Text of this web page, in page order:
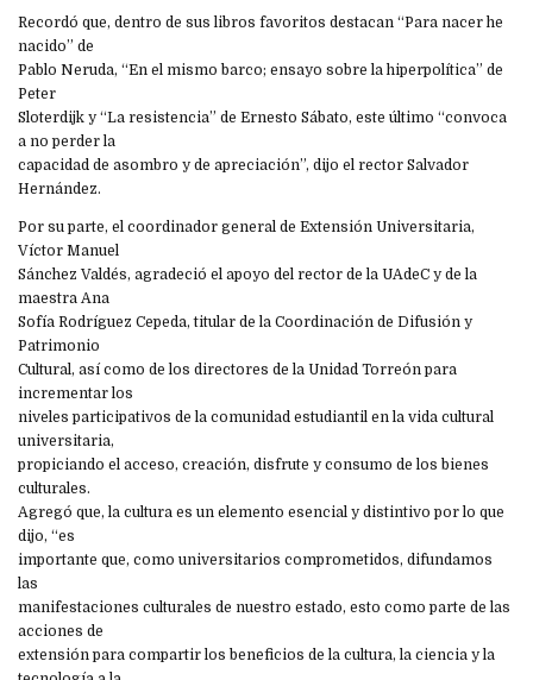
Recordó que, dentro de sus libros favoritos destacan “Para nacer he
nacido” de
Pablo Neruda, “En el mismo barco; ensayo sobre la hiperpolítica” de
Peter
Sloterdijk y “La resistencia” de Ernesto Sábato, este último “convoca
a no perder la
capacidad de asombro y de apreciación”, dijo el rector Salvador
Hernández.
Por su parte, el coordinador general de Extensión Universitaria,
Víctor Manuel
Sánchez Valdés, agradeció el apoyo del rector de la UAdeC y de la
maestra Ana
Sofía Rodríguez Cepeda, titular de la Coordinación de Difusión y
Patrimonio
Cultural, así como de los directores de la Unidad Torreón para
incrementar los
niveles participativos de la comunidad estudiantil en la vida cultural
universitaria,
propiciando el acceso, creación, disfrute y consumo de los bienes
culturales.
Agregó que, la cultura es un elemento esencial y distintivo por lo que
dijo, “es
importante que, como universitarios comprometidos, difundamos
las
manifestaciones culturales de nuestro estado, esto como parte de las
acciones de
extensión para compartir los beneficios de la cultura, la ciencia y la